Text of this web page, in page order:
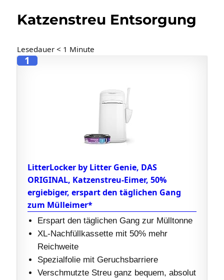
Katzenstreu Entsorgung
Lesedauer < 1 Minute
1
LitterLocker by Litter Genie, DAS
ORIGINAL, Katzenstreu-Eimer, 50%
ergiebiger, erspart den täglichen Gang
zum Mülleimer*
Erspart den täglichen Gang zur Mülltonne
XL-Nachfüllkassette mit 50% mehr
Reichweite
Spezialfolie mit Geruchsbarriere
Verschmutzte Streu ganz bequem, absolut